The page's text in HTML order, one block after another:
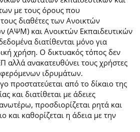
με τους όρους που
διαθέτες των Ανοικτών
και Ανοικτών Εκπαιδευτικών
διατίθενται μόνο για
χρήση. Ο δικτυακός τόπος δεν
αλλά ανακατευθύνει τους χρήστες
ιδρυμάτων.
προστατεύεται από το δίκαιο της
και διατίθεται με άδειες
προσδιορίζεται ρητά και
και καθορίζεται η άδεια με την